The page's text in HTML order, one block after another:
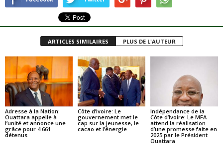
ARTICLES SIMILAIRES PLUS DE L'AUTEUR
Adresse à la Nation:
Ouattara appelle à
l’unité et annonce une
grâce pour 4 661
détenus
Côte d’Ivoire: Le
gouvernement met le
cap sur la jeunesse, le
cacao et l’énergie
Indépendance de la
Côte d’Ivoire: Le MFA
attend la réalisation
d’une promesse faite en
2025 par le Président
Ouattara